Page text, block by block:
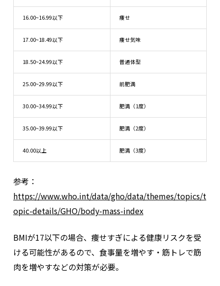
16.00~16.99以下 痩せ
17.00~18.49以下 痩せ気味
18.50~24.99以下 普通体型
25.00~29.99以下 前肥満
30.00~34.99以下 肥満（1度）
35.00~39.99以下 肥満（2度）
40.00以上 肥満（3度）
参考：
https://www.who.int/data/gho/data/themes/topics/t
opic-details/GHO/body-mass-index
BMIが17以下の場合、痩せすぎによる健康リスクを受
ける可能性があるので、食事量を増やす・筋トレで筋
肉を増やすなどの対策が必要。